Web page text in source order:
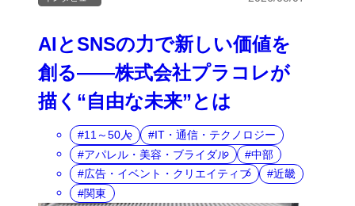
AIとSNSの力で新しい価値を
創る――株式会社プラコレが
描く“自由な未来”とは
11～50人
IT・通信・テクノロジー
アパレル・美容・ブライダル
中部
広告・イベント・クリエイティブ
近畿
関東